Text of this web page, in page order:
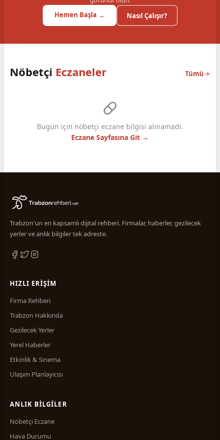
Hemen Başla →
Nasıl Çalışır?
Nöbetçi Eczaneler Tümü
Bugün için nöbetçi eczane bilgisi alınamadı.
Eczane Sayfasına Git →
Trabzon'un en kapsamlı dijital rehberi. Firmalar, haberler, gezilecek
yerler ve anlık bilgiler tek adreste.
HIZLI ERIŞIM
Firma Rehberi
Trabzon Hakkında
Gezilecek Yerler
Yerel Haberler
Etkinlik & Sinema
Ulaşım Planlayıcısı
ANLIK BILGILER
Nöbetçi Eczane
Hava Durumu